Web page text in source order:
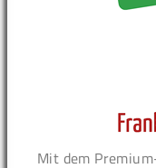
Mit dem